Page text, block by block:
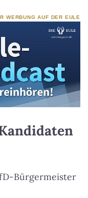
WERBUNG AUF DER EULE
Bürgermeister